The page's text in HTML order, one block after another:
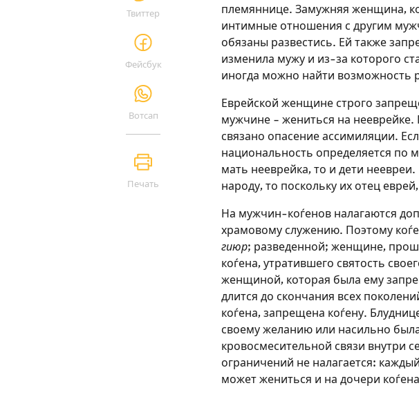
Твиттер
Фейсбук
Вотсап
Печать
племяннице. Замужняя женщина,
интимные отношения с другим
обязаны развестись. Ей также
изменила мужу и из-за которого
иногда можно найти возможность
Еврейской женщине строго
мужчине – жениться на
связано опасение ассимиляции.
национальность определяется по
мать нееврейка, то и дети
народу, то поскольку их отец
На мужчин-коѓенов налагаются
храмовому служению. Поэтому
гиюр; разведенной; женщине,
коѓена, утратившего святость
женщиной, которая была ему
длится до скончания всех
коѓена, запрещена коѓену.
своему желанию или насильно
кровосмесительной связи внутри
ограничений не налагается:
может жениться и на дочери